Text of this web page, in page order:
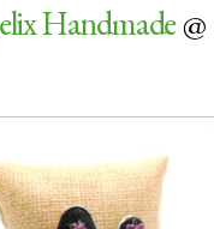
Handmade@